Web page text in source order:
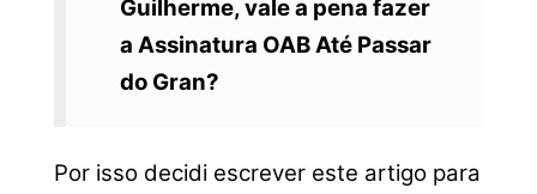
Guilherme, vale a pena fazer
a Assinatura OAB Até Passar
do Gran?
Por isso decidi escrever este artigo para